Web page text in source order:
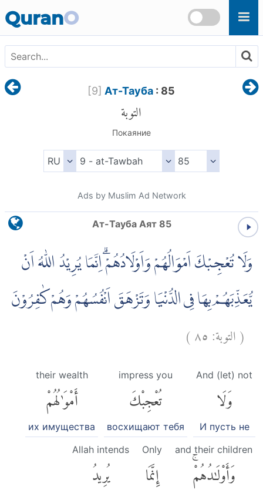
QuranO
[9] Ат-Тауба : 85
التوبة
Покаяние
Ads by Muslim Ad Network
Ат-Тауба Аят 85
وَلَا تُعْجِبْكَ اَمْوَالُهُمْ وَاَوْلَادُهُمْۗ اِنَّمَا يُرِيْدُ اللّٰهُ اَنْ
يُّعَذِّبَهُمْ بِهَا فِى الدُّنْيَا وَتَزْهَقَ اَنْفُسُهُمْ وَهُمْ كٰفِرُوْنَ
(التوبة:٨٥)
And (let) not
وَلَا
И пусть не
impress you
تُعْجِبْكَ
восхищают тебя
their wealth
أَمْوَٰلُهُمْ
их имущества
and their children
وَأَوْلَٰدُهُمْۚ
Only
إِنَّمَا
Allah intends
يُرِيدُ